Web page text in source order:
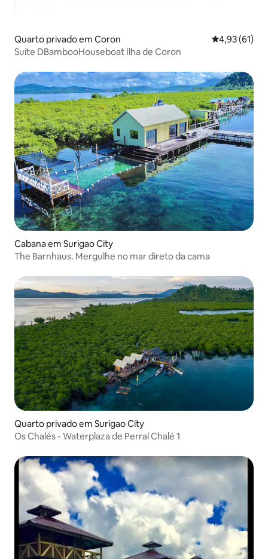
Quarto privado em Coron Classificação
4,93 (61)
Suíte DBambooHouseboat Ilha de Coron
Cabana em Surigao City
The Barnhaus. Mergulhe no mar direto da cama
Quarto privado em Surigao City
Os Chalés - Waterplaza de Perral Chalé 1